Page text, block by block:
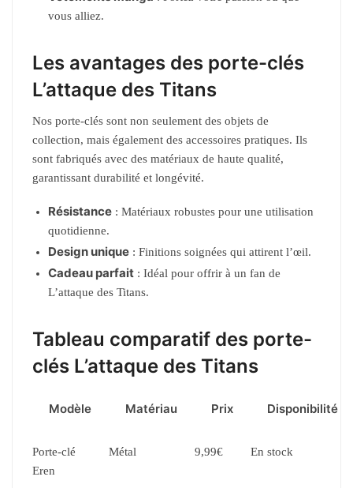
vous alliez.
Les avantages des porte-clés
L’attaque des Titans
Nos porte-clés sont non seulement des objets de
collection, mais également des accessoires pratiques. Ils
sont fabriqués avec des matériaux de haute qualité,
garantissant durabilité et longévité.
Résistance : Matériaux robustes pour une utilisation
quotidienne.
Design unique : Finitions soignées qui attirent l’œil.
Cadeau parfait : Idéal pour offrir à un fan de
L’attaque des Titans.
Tableau comparatif des porte-
clés L’attaque des Titans
Modèle Matériau Prix Disponibilité
Porte-clé
Eren
Métal 9,99€ En stock